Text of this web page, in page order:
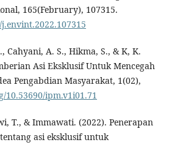
165(February), 107315.
Cahyani, A. S., Hikma, S., & K, K.
Asi Eksklusif Untuk Mencegah
Pengabdian Masyarakat, 1(02),
10.53690/ipm.v1i01.71
T., & Immawati. (2022). Penerapan
asi eksklusif untuk